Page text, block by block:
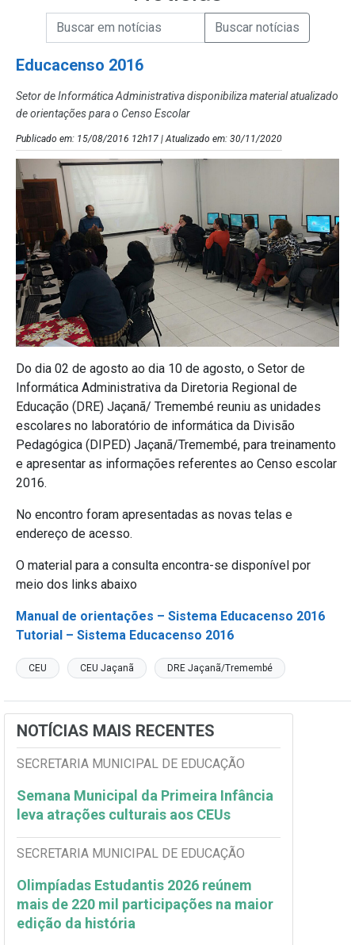
Campo de Busca de Notícias
Campo de Busca de informaçõesEnviar a Busca de Notícias
Educacenso 2016
Setor de Informática Administrativa disponibiliza material atualizado
de orientações para o Censo Escolar
Publicado em: 15/08/2016 12h17 | Atualizado em: 30/11/2020
Do dia 02 de agosto ao dia 10 de agosto, o Setor de
Informática Administrativa da Diretoria Regional de
Educação (DRE) Jaçanã/ Tremembé reuniu as unidades
escolares no laboratório de informática da Divisão
Pedagógica (DIPED) Jaçanã/Tremembé, para treinamento
e apresentar as informações referentes ao Censo escolar
2016.
No encontro foram apresentadas as novas telas e
endereço de acesso.
O material para a consulta encontra-se disponível por
meio dos links abaixo
Manual de orientações – Sistema Educacenso 2016
Tutorial – Sistema Educacenso 2016
CEU CEU Jaçanã DRE Jaçanã/Tremembé
NOTÍCIAS MAIS RECENTES
SECRETARIA MUNICIPAL DE EDUCAÇÃO
Semana Municipal da Primeira Infância
leva atrações culturais aos CEUs
SECRETARIA MUNICIPAL DE EDUCAÇÃO
Olimpíadas Estudantis 2026 reúnem
mais de 220 mil participações na maior
edição da história